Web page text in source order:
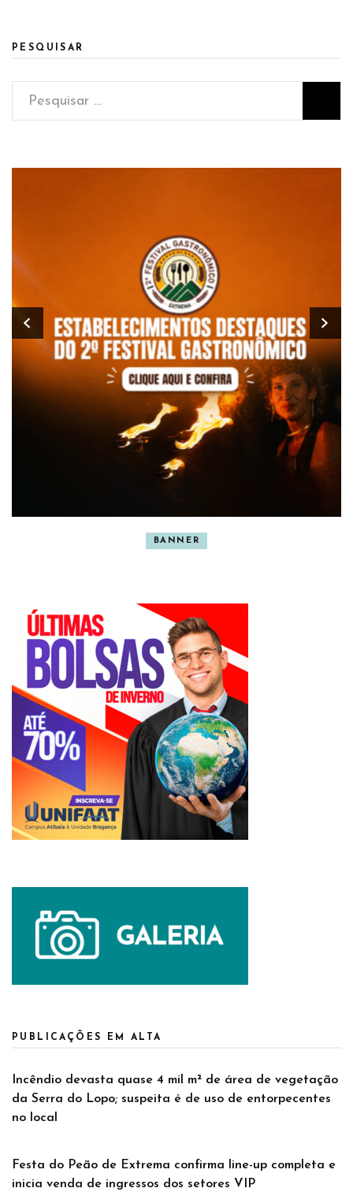
PESQUISAR
Pesquisar
por:
BANNER
PUBLICAÇÕES EM ALTA
Incêndio devasta quase 4 mil m² de área de vegetação
da Serra do Lopo; suspeita é de uso de entorpecentes
no local
Festa do Peão de Extrema confirma line-up completa e
inicia venda de ingressos dos setores VIP